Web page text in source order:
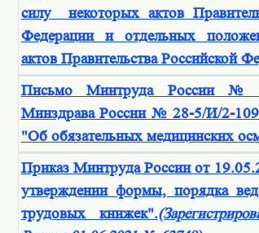
силу некоторых актов
Федерации и отдельных
актов Правительства Российской
Письмо Минтруда России №
Минздрава России № 28-5/И/2-
"Об обязательных медицинских
Приказ Минтруда России от
утверждении формы, порядка
трудовых книжек".